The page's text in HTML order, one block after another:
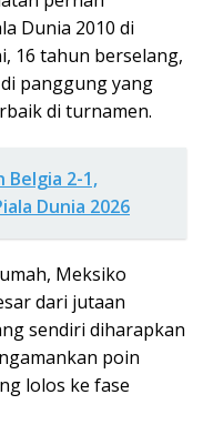
Dunia 2010 di
16 tahun berselang,
panggung yang
di turnamen.
Belgia 2-1,
Dunia 2026
Meksiko
dari jutaan
sendiri diharapkan
poin
lolos ke fase